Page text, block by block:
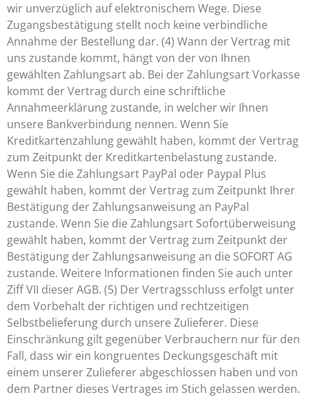
wir unverzüglich auf elektronischem Wege. Diese
Zugangsbestätigung stellt noch keine verbindliche
Annahme der Bestellung dar. (4) Wann der Vertrag mit
uns zustande kommt, hängt von der von Ihnen
gewählten Zahlungsart ab. Bei der Zahlungsart Vorkasse
kommt der Vertrag durch eine schriftliche
Annahmeerklärung zustande, in welcher wir Ihnen
unsere Bankverbindung nennen. Wenn Sie
Kreditkartenzahlung gewählt haben, kommt der Vertrag
zum Zeitpunkt der Kreditkartenbelastung zustande.
Wenn Sie die Zahlungsart PayPal oder Paypal Plus
gewählt haben, kommt der Vertrag zum Zeitpunkt Ihrer
Bestätigung der Zahlungsanweisung an PayPal
zustande. Wenn Sie die Zahlungsart Sofortüberweisung
gewählt haben, kommt der Vertrag zum Zeitpunkt der
Bestätigung der Zahlungsanweisung an die SOFORT AG
zustande. Weitere Informationen finden Sie auch unter
Ziff VII dieser AGB. (5) Der Vertragsschluss erfolgt unter
dem Vorbehalt der richtigen und rechtzeitigen
Selbstbelieferung durch unsere Zulieferer. Diese
Einschränkung gilt gegenüber Verbrauchern nur für den
Fall, dass wir ein kongruentes Deckungsgeschäft mit
einem unserer Zulieferer abgeschlossen haben und von
dem Partner dieses Vertrages im Stich gelassen werden.